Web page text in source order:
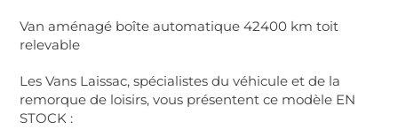
Van aménagé boîte automatique 42400 km toit
relevable
Les Vans Laissac, spécialistes du véhicule et de la
remorque de loisirs, vous présentent ce modèle EN
STOCK :